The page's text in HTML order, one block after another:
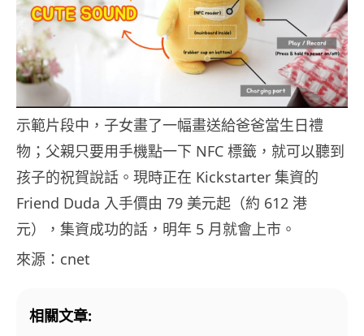
示範片段中，子女畫了一幅畫送給爸爸當生日禮
物；父親只要用手機點一下 NFC 標籤，就可以聽到
孩子的祝賀說話。現時正在 Kickstarter 集資的
Friend Duda 入手價由 79 美元起（約 612 港
元），集資成功的話，明年 5 月就會上市。
來源：cnet
相關文章: